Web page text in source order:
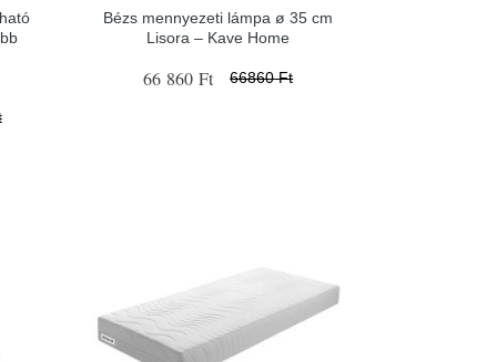
Bézs mennyezeti lámpa ø 35 cm
Lisora – Kave Home
66 860 Ft 66860 Ft